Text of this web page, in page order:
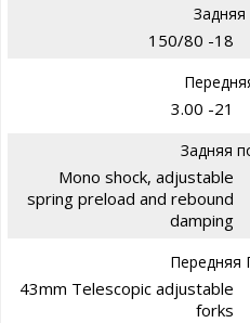
150/80 -18
3.00 -21
Задняя
Mono shock, adjustable
spring preload and rebound
damping
Передняя
43mm Telescopic adjustable
forks